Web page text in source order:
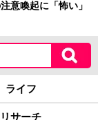
意喚起に「怖い」
ライフ
リサーチ